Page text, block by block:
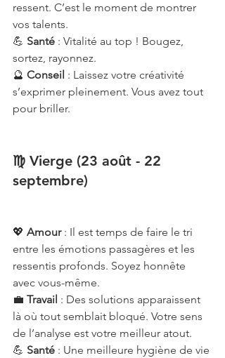
ressent. C’est le moment de montrer
vos talents.
💪 Santé : Vitalité au top ! Bougez,
sortez, rayonnez.
🔮 Conseil : Laissez votre créativité
s’exprimer pleinement. Vous avez tout
pour briller.
♍ Vierge (23 août - 22
septembre)
💖 Amour : Il est temps de faire le tri
entre les émotions passagères et les
ressentis profonds. Soyez honnête
avec vous-même.
💼 Travail : Des solutions apparaissent
là où tout semblait bloqué. Votre sens
de l’analyse est votre meilleur atout.
💪 Santé : Une meilleure hygiène de vie